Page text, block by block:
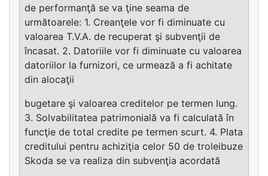
de performanţă se va ţine seama de
următoarele: 1. Creanţele vor fi diminuate cu
valoarea T.V.A. de recuperat şi subvenţii de
încasat. 2. Datoriile vor fi diminuate cu valoarea
datoriilor la furnizori, ce urmează a fi achitate
din alocaţii
bugetare şi valoarea creditelor pe termen lung.
3. Solvabilitatea patrimonială va fi calculată în
funcţie de total credite pe termen scurt. 4. Plata
creditului pentru achiziţia celor 50 de troleibuze
Skoda se va realiza din subvenţia acordată